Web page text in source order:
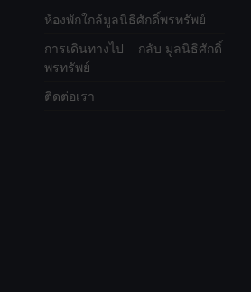
ห้องพักใกล้มูลนิธิศักดิ์พรทรัพย์
การเดินทางไป – กลับ มูลนิธิศักดิ์
พรทรัพย์
ติดต่อเรา